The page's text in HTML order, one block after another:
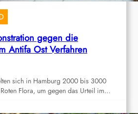
gegen die
Antifa Ost Verfahren
sich in Hamburg 2000 bis 3000
Flora, um gegen das Urteil im…